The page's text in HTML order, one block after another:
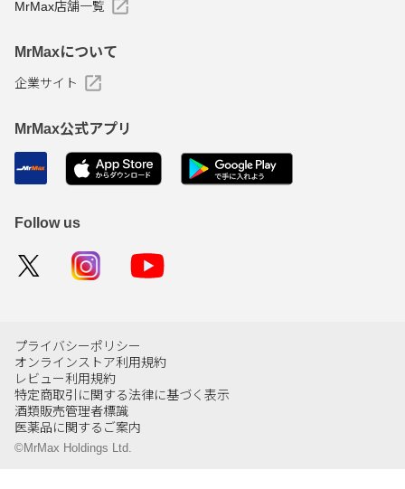
MrMax店舗一覧
MrMaxについて
企業サイト
MrMax公式アプリ
Follow us
プライバシーポリシー
オンラインストア利用規約
レビュー利用規約
特定商取引に関する法律に基づく表示
酒類販売管理者標識
医薬品に関するご案内
©MrMax Holdings Ltd.